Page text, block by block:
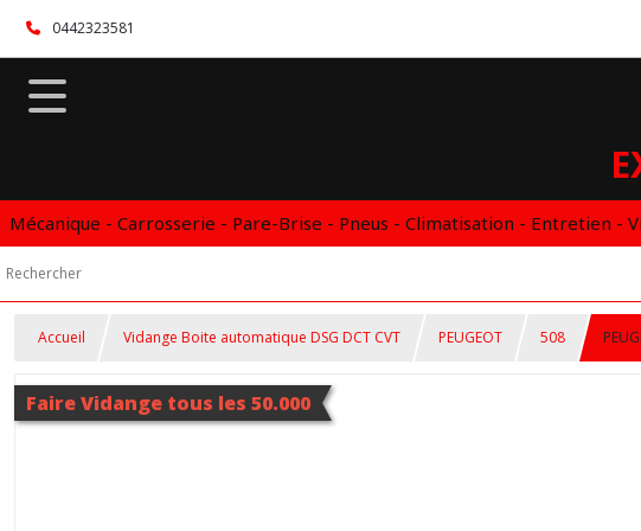
0442323581
Mécanique - Carrosserie - Pare-Brise - Pneus - Climatisation - Entretien -
Accueil Vidange Boite automatique DSG DCT CVT PEUGEOT 508
Faire Vidange tous les 50.000